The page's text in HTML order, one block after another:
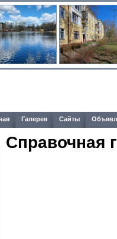
Галерея Сайты
Справочная